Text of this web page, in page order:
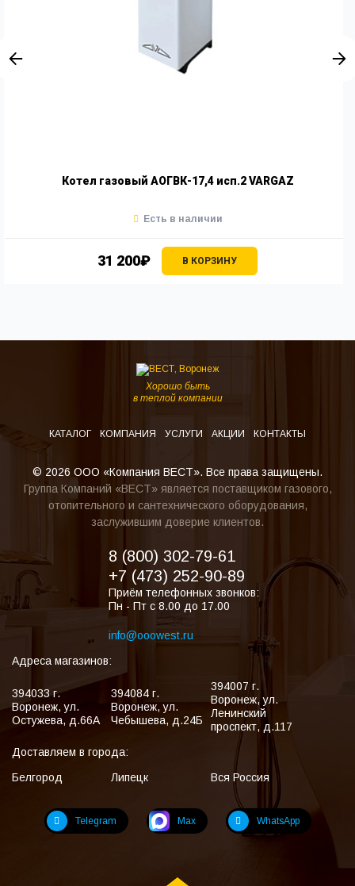
Котел газовый АОГВК-17,4 исп.2 VARGAZ
31 200₽ В КОРЗИНУ
Есть в наличии
Хорошо быть
в теплой компании
КАТАЛОГ КОМПАНИЯ УСЛУГИ АКЦИИ КОНТАКТЫ
© 2026 ООО «Компания ВЕСТ». Все права защищены.
Группа Компаний «ВЕСТ» является поставщиком газового,
отопительного и сантехнического оборудования,
заслужившим доверие клиентов.
8 (800) 302-79-61
+7 (473) 252-90-89
Приём телефонных звонков:
Пн - Пт с 8.00 до 17.00
info@ooowest.ru
Адреса магазинов:
394033 г.
Воронеж,ул.
Остужева, д.66А
394084 г.
Воронеж,ул.
Чебышева, д.24Б
394007 г.
Воронеж,ул.
Ленинский
проспект, д.117
Доставляем в города:
Белгород
Липецк Вся Россия
Telegram Max WhatsApp